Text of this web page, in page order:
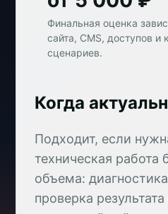
Финальная оценка
сайта, CMS, доступов и
сценариев.
Когда
Подходит, если
техническая работа
объема:
проверка